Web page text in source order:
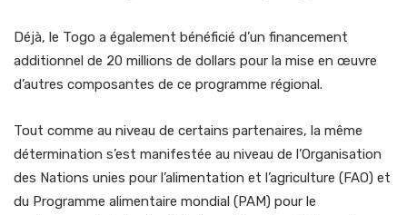
Déjà, le Togo a également bénéficié d’un financement
additionnel de 20 millions de dollars pour la mise en œuvre
d’autres composantes de ce programme régional.
Tout comme au niveau de certains partenaires, la même
détermination s’est manifestée au niveau de l’Organisation
des Nations unies pour l’alimentation et l’agriculture (FAO) et
du Programme alimentaire mondial (PAM) pour le